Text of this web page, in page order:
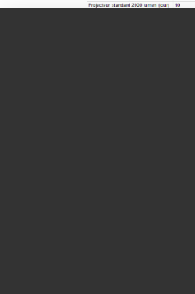
Ce contenu